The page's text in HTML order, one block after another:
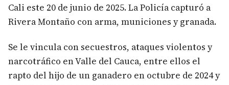
Cali este 20 de junio de 2025. La Policía capturó a
Rivera Montaño con arma, municiones y granada.
Se le vincula con secuestros, ataques violentos y
narcotráfico en Valle del Cauca, entre ellos el
rapto del hijo de un ganadero en octubre de 2024 y